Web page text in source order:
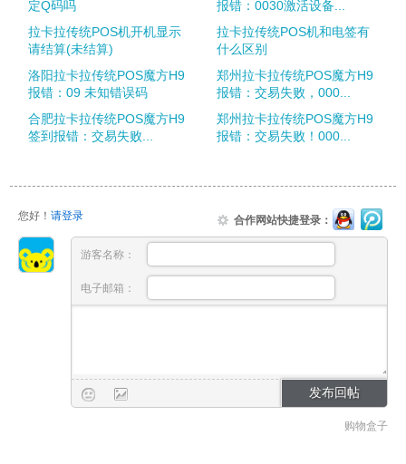
定Q码吗
报错：0030激活设备...
拉卡拉传统POS机开机显示
请结算(未结算)
拉卡拉传统POS机和电签有
什么区别
洛阳拉卡拉传统POS魔方H9
报错：09 未知错误码
郑州拉卡拉传统POS魔方H9
报错：交易失败，000...
合肥拉卡拉传统POS魔方H9
签到报错：交易失败...
郑州拉卡拉传统POS魔方H9
报错：交易失败！000...
您好！ 请登录 合作网站快捷登录：
游客名称：
电子邮箱：
购物盒子